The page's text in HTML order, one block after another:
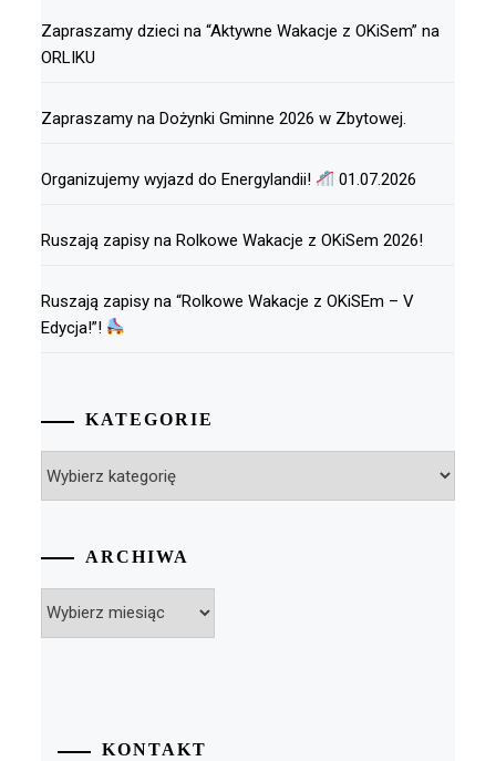
Zapraszamy dzieci na “Aktywne Wakacje z OKiSem” na
ORLIKU
Zapraszamy na Dożynki Gminne 2026 w Zbytowej.
Organizujemy wyjazd do Energylandii! 01.07.2026
Ruszają zapisy na Rolkowe Wakacje z OKiSem 2026!
Ruszają zapisy na “Rolkowe Wakacje z OKiSEm – V
Edycja!”!
KATEGORIE
ARCHIWA
KONTAKT